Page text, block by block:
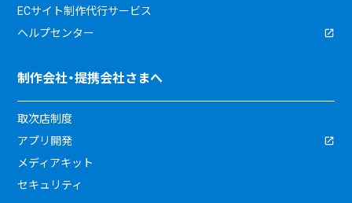
ECサイト制作代行サービス
ヘルプセンター
制作会社・提携会社さまへ
取次店制度
アプリ開発
メディアキット
セキュリティ